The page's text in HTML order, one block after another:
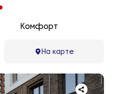
Комфорт
На карте